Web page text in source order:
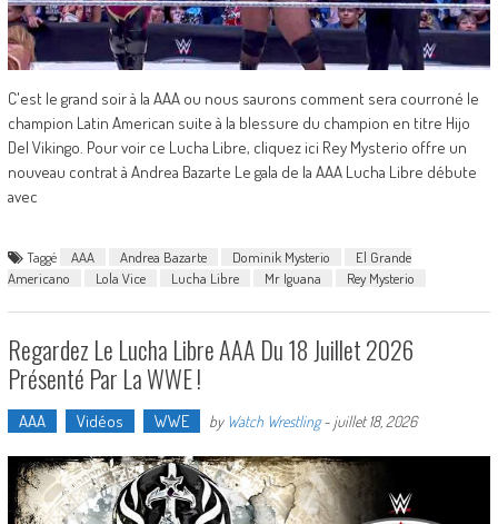
C'est le grand soir à la AAA ou nous saurons comment sera courroné le
champion Latin American suite à la blessure du champion en titre Hijo
Del Vikingo. Pour voir ce Lucha Libre, cliquez ici Rey Mysterio offre un
nouveau contrat à Andrea Bazarte Le gala de la AAA Lucha Libre débute
avec
Taggé AAA Andrea Bazarte Dominik Mysterio
El Grande
Americano
Lola Vice Lucha Libre Mr Iguana Rey Mysterio
Regardez Le Lucha Libre AAA Du 18 Juillet 2026
Présenté Par La WWE !
AAA Vidéos WWE by Watch Wrestling- juillet 18, 2026